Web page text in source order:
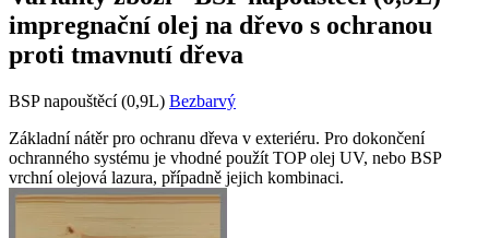
impregnační olej na dřevo s ochranou
proti tmavnutí dřeva
BSP napouštěcí (0,9L) Bezbarvý
Základní nátěr pro ochranu dřeva v exteriéru. Pro dokončení
ochranného systému je vhodné použít TOP olej UV, nebo BSP
vrchní olejová lazura, případně jejich kombinaci.